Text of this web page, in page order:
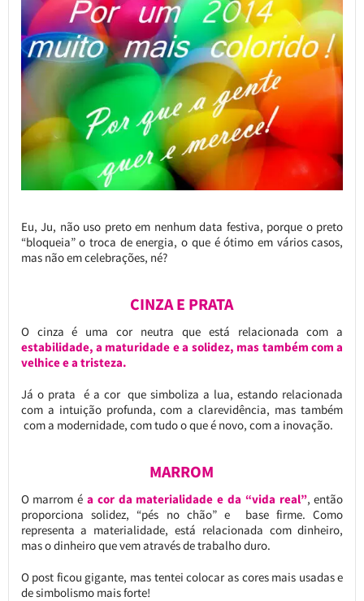
Eu, Ju, não uso preto em nenhum data festiva, porque o preto
“bloqueia” o troca de energia, o que é ótimo em vários casos,
mas não em celebrações, né?
CINZA E PRATA
O cinza é uma cor neutra que está relacionada com a
estabilidade, a maturidade e a solidez, mas também com a
velhice e a tristeza.
Já o prata é a cor que simboliza a lua, estando relacionada
com a intuição profunda, com a clarevidência, mas também
com a modernidade, com tudo o que é novo, com a inovação.
MARROM
O marrom é a cor da materialidade e da “vida real”, então
proporciona solidez, “pés no chão” e base firme. Como
representa a materialidade, está relacionada com dinheiro,
mas o dinheiro que vem através de trabalho duro.
O post ficou gigante, mas tentei colocar as cores mais usadas e
de simbolismo mais forte!